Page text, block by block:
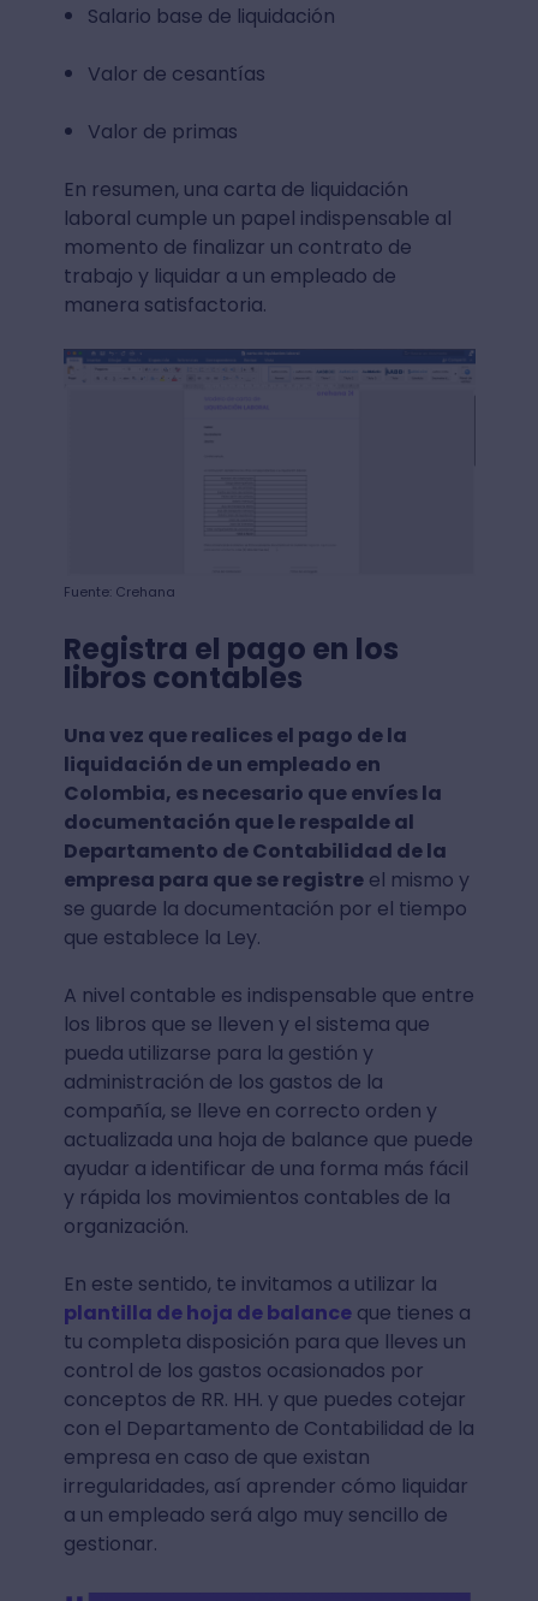
Salario base de liquidación
Valor de cesantías
Valor de primas
En resumen, una carta de liquidación
laboral cumple un papel indispensable al
momento de finalizar un contrato de
trabajo y liquidar a un empleado de
manera satisfactoria.
Fuente: Crehana
Registra el pago en los
libros contables
Una vez que realices el pago de la
liquidación de un empleado en
Colombia, es necesario que envíes la
documentación que le respalde al
Departamento de Contabilidad de la
empresa para que se registreel mismo y
se guarde la documentación por el tiempo
que establece la Ley.
A nivel contable es indispensable que entre
los libros que se lleven y el sistema que
pueda utilizarse para la gestión y
administración de los gastos de la
compañía, se lleve en correcto orden y
actualizada una hoja de balance que puede
ayudar a identificar de una forma más fácil
y rápida los movimientos contables de la
organización.
En este sentido, te invitamos a utilizar la
plantilla de hoja de balanceque tienes a
tu completa disposición para que lleves un
control de los gastos ocasionados por
conceptos de RR. HH. y que puedes cotejar
con el Departamento de Contabilidad de la
empresa en caso de que existan
irregularidades, así aprender cómo liquidar
a un empleado será algo muy sencillo de
gestionar.